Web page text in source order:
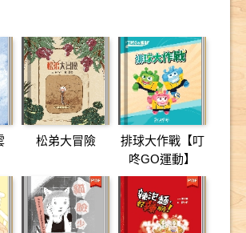
松弟大冒險
排球大作戰【叮
咚GO運動】